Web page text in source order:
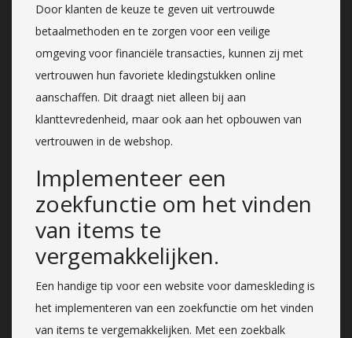
Door klanten de keuze te geven uit vertrouwde
betaalmethoden en te zorgen voor een veilige
omgeving voor financiële transacties, kunnen zij met
vertrouwen hun favoriete kledingstukken online
aanschaffen. Dit draagt niet alleen bij aan
klanttevredenheid, maar ook aan het opbouwen van
vertrouwen in de webshop.
Implementeer een
zoekfunctie om het vinden
van items te
vergemakkelijken.
Een handige tip voor een website voor dameskleding is
het implementeren van een zoekfunctie om het vinden
van items te vergemakkelijken. Met een zoekbalk